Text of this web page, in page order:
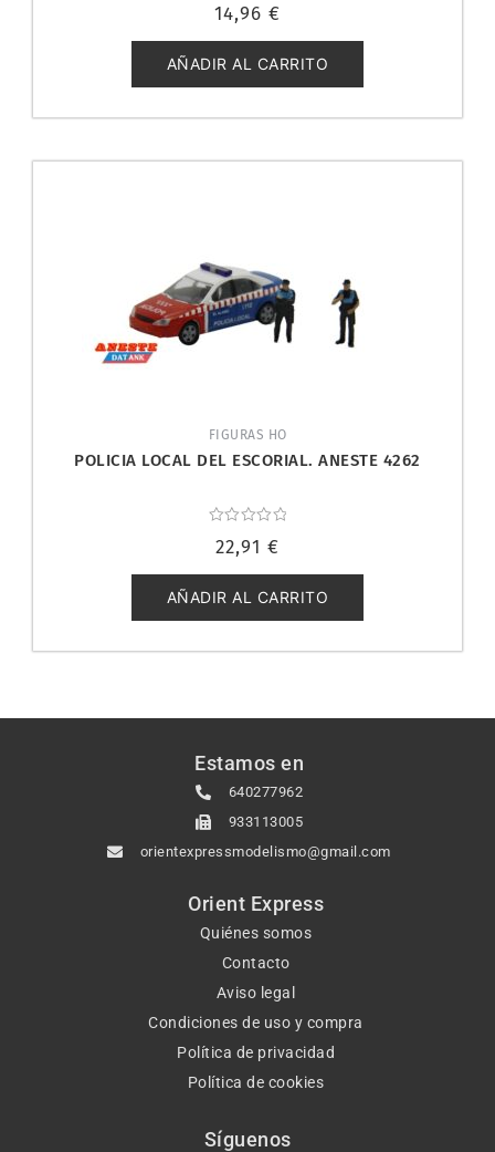
con
de
5
14,96 €
AÑADIR AL CARRITO
FIGURAS HO
POLICIA LOCAL DEL ESCORIAL. ANESTE 4262
con
de
5
22,91 €
AÑADIR AL CARRITO
Estamos en
640277962
933113005
orientexpressmodelismo@gmail.com
Orient Express
Quiénes somos
Contacto
Aviso legal
Condiciones de uso y compra
Política de privacidad
Política de cookies
Síguenos